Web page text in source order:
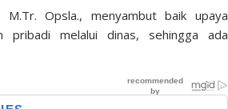
Opsla., menyambut baik upaya
pribadi melalui dinas, sehingga ada